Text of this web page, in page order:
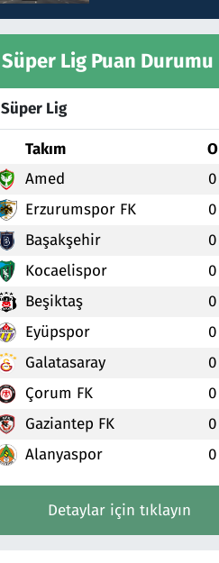
Süper Lig Puan Durumu
Süper Lig
Takım O
Amed 0
Erzurumspor FK 0
Başakşehir 0
Kocaelispor 0
Beşiktaş 0
Eyüpspor 0
Galatasaray 0
Çorum FK 0
Gaziantep FK 0
Alanyaspor 0
Detaylar için tıklayın